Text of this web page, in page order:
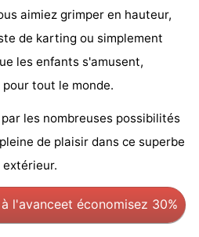
aimiez grimper en hauteur,
de karting ou simplement
les enfants s'amusent,
tout le monde.
les nombreuses possibilités
de plaisir dans ce superbe
l'avanceet économisez 30%